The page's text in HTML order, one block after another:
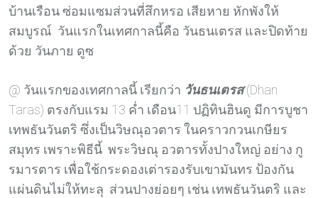
บ้านเรือน ซ่อมแซมส่วนที่สึกหรอ เสียหาย หักพังให้
สมบูรณ์ วันแรกในเทศกาลนี้คือ วันธนเตรส และปิดท้าย
ด้วย วันภาย ดูซ
@ วันแรกของเทศกาลนี้ เรียกว่า วันธนเตรส(Dhan
Taras) ตรงกับแรม 13 ค่ำ เดือน11 ปฏิทินฮินดู มีการบูชา
เทพธันวันตริ ซึ่งเป็นวิษณุอวตาร ในคราวกวนเกษียร
สมุทร เพราะพิธีนี้ พระวิษณุ อวตารทั้งปางใหญ่ อย่าง กู
รมารตาร เพื่อใช้กระดองเต่ารองรับเขามันทร ป้องกัน
แผ่นดินไม่ให้ทะลุ ส่วนปางย่อยๆ เช่น เทพธันวันตริ และ